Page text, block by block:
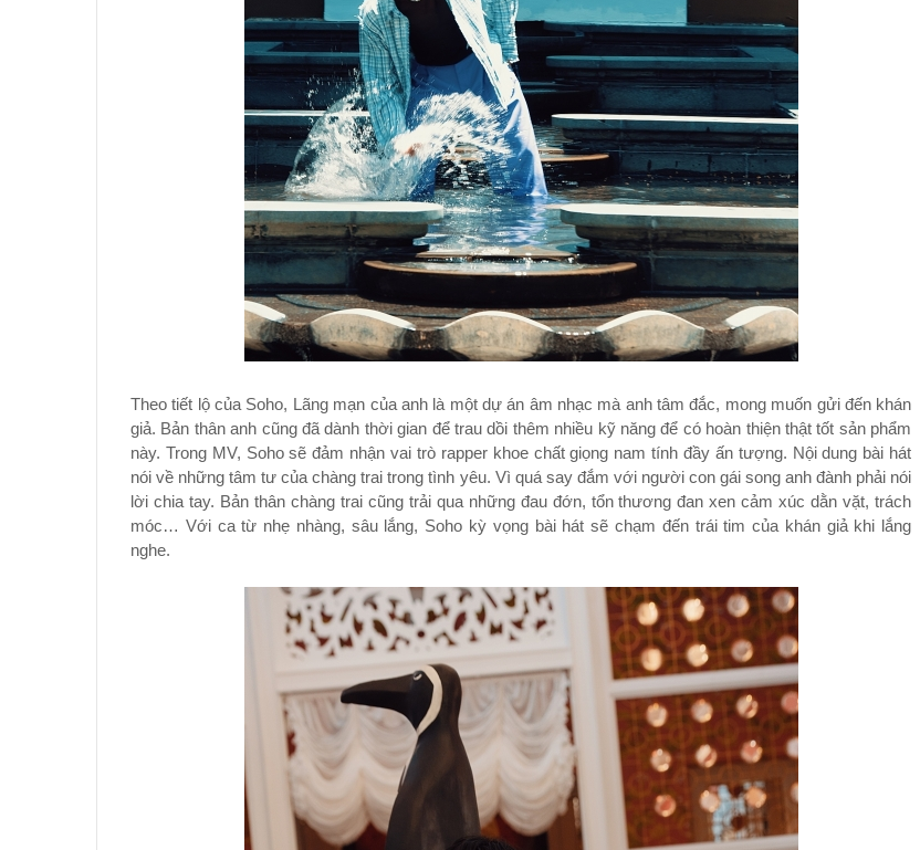
Theo tiết lộ của Soho, Lãng mạn của anh là một dự án âm nhạc mà anh tâm đắc, mong muốn gửi đến khán
giả. Bản thân anh cũng đã dành thời gian để trau dồi thêm nhiều kỹ năng để có hoàn thiện thật tốt sản phẩm
này. Trong MV, Soho sẽ đảm nhận vai trò rapper khoe chất giọng nam tính đầy ấn tượng. Nội dung bài hát
nói về những tâm tư của chàng trai trong tình yêu. Vì quá say đắm với người con gái song anh đành phải nói
lời chia tay. Bản thân chàng trai cũng trải qua những đau đớn, tổn thương đan xen cảm xúc dằn vặt, trách
móc… Với ca từ nhẹ nhàng, sâu lắng, Soho kỳ vọng bài hát sẽ chạm đến trái tim của khán giả khi lắng
nghe.